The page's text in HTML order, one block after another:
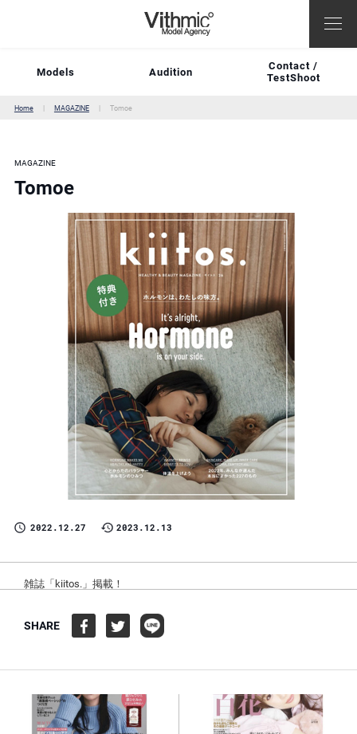
Models Audition
Contact /
TestShoot
Home MAGAZINE Tomoe
MAGAZINE
Tomoe
2022.12.27 2023.12.13
雑誌「kiitos.」掲載！
SHARE